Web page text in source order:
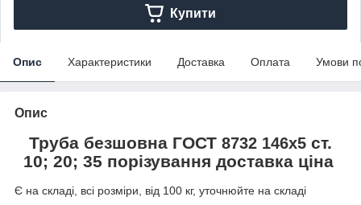
Купити
Опис Характеристики Доставка Оплата Умови
Опис
Труба безшовна ГОСТ 8732 146х5 ст.
10; 20; 35 порізування доставка ціна
Є на складі, всі розміри, від 100 кг, уточнюйте на складі